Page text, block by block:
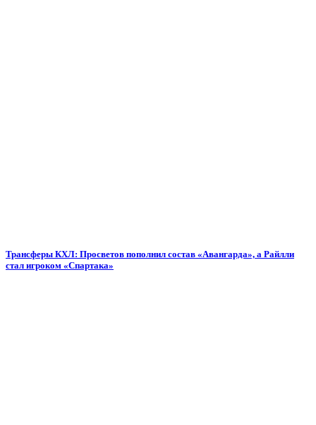
Трансферы КХЛ: Просветов пополнил состав «Авангарда», а Райлли
стал игроком «Спартака»